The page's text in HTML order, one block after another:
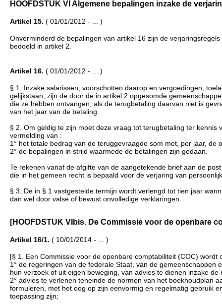
HOOFDSTUK VI Algemene bepalingen inzake de
Artikel 15. ( 01/01/2012 - ... )
Onverminderd de bepalingen van artikel 16 zijn de
bedoeld in artikel 2.
Artikel 16. ( 01/01/2012 - ... )
§ 1. Inzake salarissen, voorschotten daarop en vergoedingen,
gelijkstaan, zijn de door de in artikel 2 opgesomde
die ze hebben ontvangen, als de terugbetaling daarvan niet is
van het jaar van de betaling.
§ 2. Om geldig te zijn moet deze vraag tot terugbetaling ter
vermelding van :
1° het totale bedrag van de teruggevraagde som met, per jaar,
2° de bepalingen in strijd waarmede de betalingen zijn gedaan.
Te rekenen vanaf de afgifte van de aangetekende brief aan de
die in het gemeen recht is bepaald voor de verjaring van
§ 3. De in § 1 vastgestelde termijn wordt verlengd tot tien jaar
dan wel door valse of bewust onvolledige verklaringen.
[HOOFDSTUK VIbis. De Commissie voor de openbare
Artikel 16/1. ( 10/01/2014 - ... )
[§ 1. Een Commissie voor de openbare comptabiliteit (COC)
1° de regeringen van de federale Staat, van de
hun verzoek of uit eigen beweging, van advies te dienen inzake
2° advies te verlenen teneinde de normen van het boekhoudplan
formuleren, met het oog op zijn eenvormig en regelmatig gebruik
toepassing zijn;